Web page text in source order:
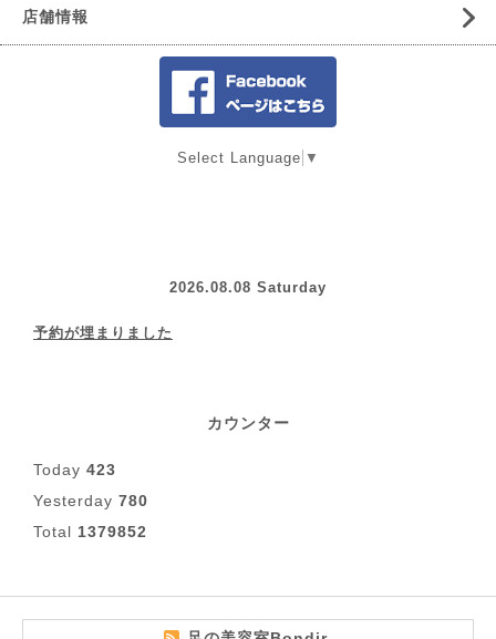
店舗情報
Select Language ▼
2026.08.08 Saturday
予約が埋まりました
カウンター
Today 423
Yesterday 780
Total 1379852